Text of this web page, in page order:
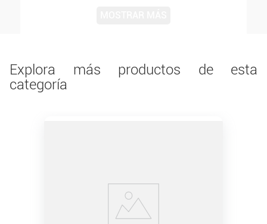
Explora más productos de esta
categoría